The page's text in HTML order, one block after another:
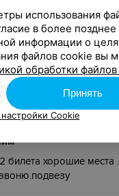
Обязательно
люблю
билета хорошие
использования
в более
информации о
файлов cookie вы
обработки
Принять
Cookie